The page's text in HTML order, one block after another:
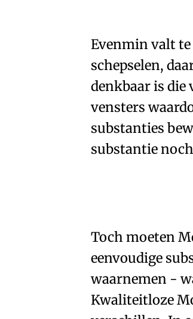
Evenmin valt
schepselen,
denkbaar is die
vensters
substanties
substantie
Toch moeten
eenvoudige
waarnemen -
Kwaliteitloze